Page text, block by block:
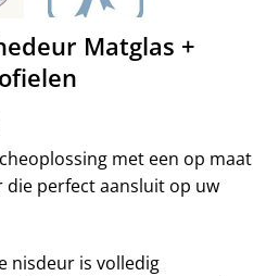
Matglas +
met een op maat
die perfect aansluit op uw
nisdeur is volledig